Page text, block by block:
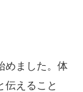
めました。体
伝えること